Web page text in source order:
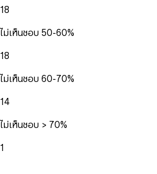
18
ไม่เห็นชอบ 50-60%
18
ไม่เห็นชอบ 60-70%
14
ไม่เห็นชอบ > 70%
1